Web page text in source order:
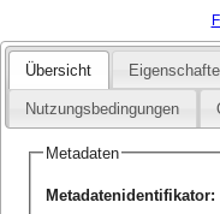
Übersicht
Nutzungsbedingungen
Metadaten
Metadatenidentifikator: